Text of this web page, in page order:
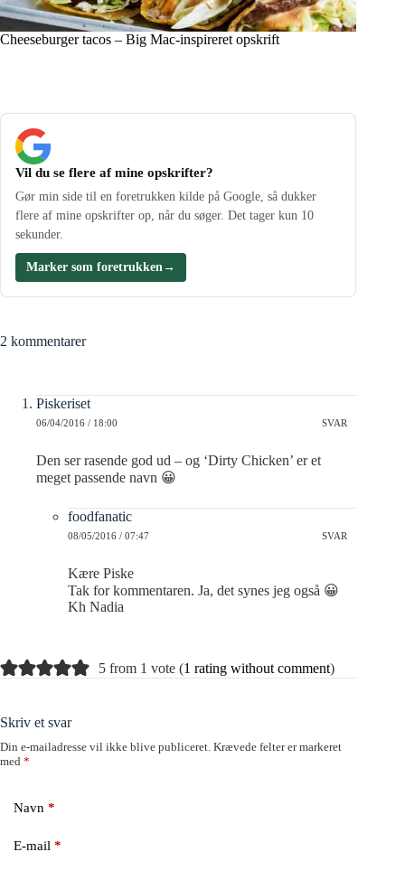
Cheeseburger tacos – Big Mac-inspireret opskrift
Vil du se flere af mine opskrifter?
Gør min side til en foretrukken kilde på Google, så dukker
flere af mine opskrifter op, når du søger. Det tager kun 10
sekunder.
Marker som foretrukken →
2 kommentarer
Piskeriset
06/04/2016 / 18:00 SVAR
Den ser rasende god ud – og ‘Dirty Chicken’ er et
meget passende navn 😀
foodfanatic
08/05/2016 / 07:47 SVAR
Kære Piske
Tak for kommentaren. Ja, det synes jeg også 😀
Kh Nadia
5 from 1 vote (1 rating without comment)
Skriv et svar
Din e-mailadresse vil ikke blive publiceret. Krævede felter er markeret
med *
Navn *
E-mail *